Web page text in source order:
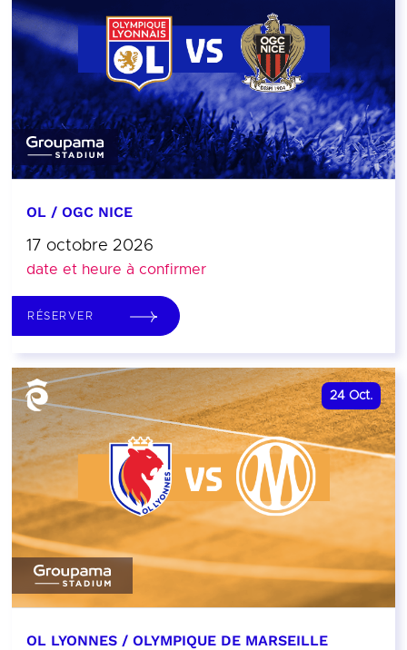
OL / OGC NICE
17 octobre 2026
date et heure à confirmer
RÉSERVER
24 Oct.
OL LYONNES / OLYMPIQUE DE MARSEILLE